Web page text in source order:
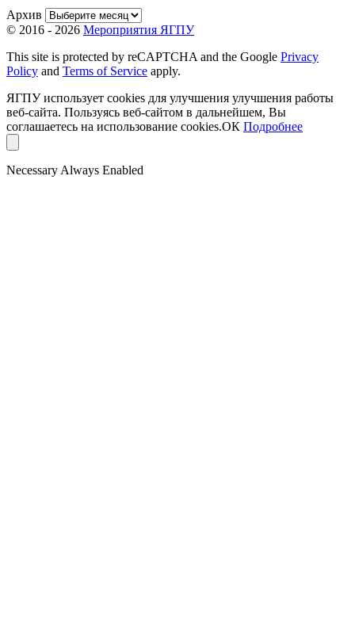
Архив
© 2016 - 2026 Мероприятия ЯГПУ
This site is protected by reCAPTCHA and the Google Privacy
Policy and Terms of Service apply.
ЯГПУ использует cookies для улучшения улучшения работы
веб-сайта. Пользуясь веб-сайтом в дальнейшем, Вы
соглашаетесь на использование cookies.ОК Подробнее
Necessary Always Enabled